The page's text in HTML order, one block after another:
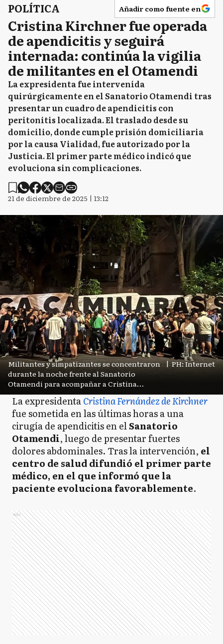
POLÍTICA Añadir como fuente en
Cristina Kirchner fue operada
de apendicitis y seguirá
internada: continúa la vigilia
de militantes en el Otamendi
La expresidenta fue intervenida
quirúrgicamente en el Sanatorio Otamendi tras
presentar un cuadro de apendicitis con
peritonitis localizada. El traslado desde su
domicilio, donde cumple prisión domiciliaria
por la causa Vialidad, fue autorizado por la
Justicia. El primer parte médico indicó que
evoluciona sin complicaciones.
21 de diciembre de 2025 | 13:12
Militantes y simpatizantes se concentraron
durante la noche frente al Sanatorio
Otamendi para acompañar a Cristina
Kirchner tras su operación.
| PH: Internet
La expresidentaCristina Fernández de Kirchner
fue sometida en las últimas horas a una
cirugía de apendicitis en elSanatorio
Otamendi, luego de presentar fuertes
dolores abdominales. Tras la intervención, el
centro de salud difundió el primer parte
médico, en el que informó que la
paciente evoluciona favorablemente.
Ads